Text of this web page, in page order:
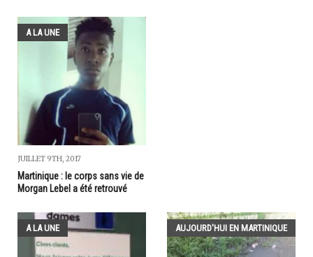
A LA UNE
JUILLET 9TH, 2017
Martinique : le corps sans vie de
Morgan Lebel a été retrouvé
A LA UNE AUJOURD'HUI EN MARTINIQUE